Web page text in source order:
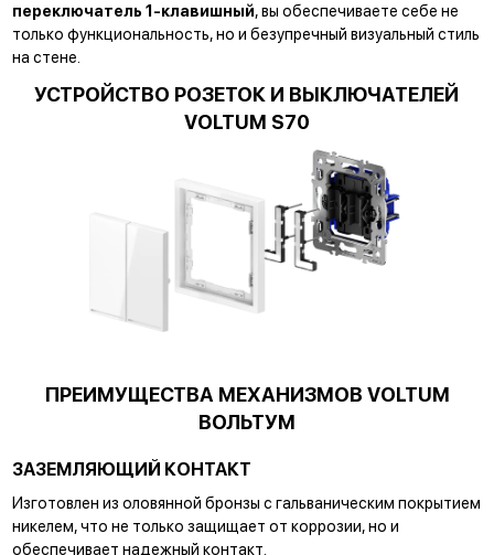
переключатель 1-клавишный, вы обеспечиваете себе не
только функциональность, но и безупречный визуальный стиль
на стене.
УСТРОЙСТВО РОЗЕТОК И ВЫКЛЮЧАТЕЛЕЙ
VOLTUM S70
ПРЕИМУЩЕСТВА МЕХАНИЗМОВ VOLTUM
ВОЛЬТУМ
ЗАЗЕМЛЯЮЩИЙ КОНТАКТ
Изготовлен из оловянной бронзы с гальваническим покрытием
никелем, что не только защищает от коррозии, но и
обеспечивает надежный контакт.